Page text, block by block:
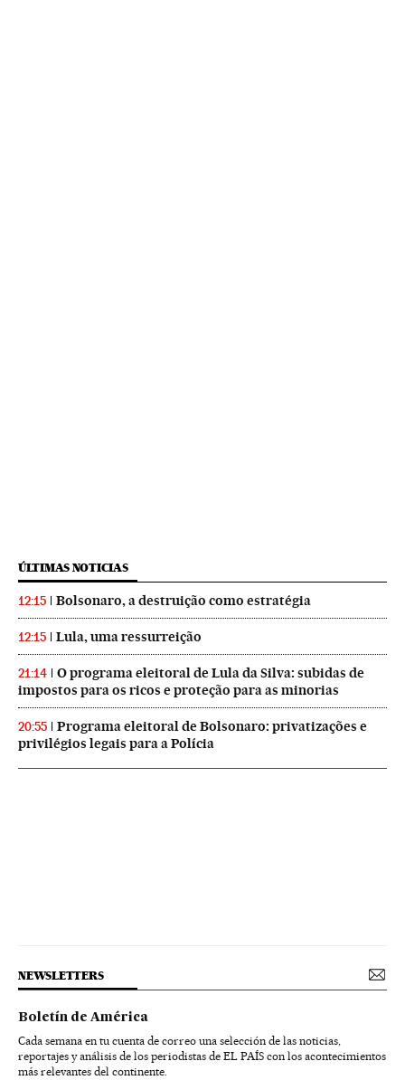
ÚLTIMAS NOTICIAS
12:15 Bolsonaro, a destruição como estratégia
12:15 Lula, uma ressurreição
21:14
O programa eleitoral de Lula da Silva: subidas de
impostos para os ricos e proteção para as minorias
20:55
Programa eleitoral de Bolsonaro: privatizações e
privilégios legais para a Polícia
NEWSLETTERS
Boletín de América
Cada semana en tu cuenta de correo una selección de las noticias,
reportajes y análisis de los periodistas de EL PAÍS con los acontecimientos
más relevantes del continente.